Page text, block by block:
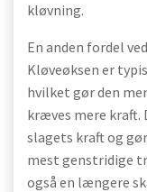
kløvning.
En anden fordel
Kløveøksen er
hvilket gør den
kræves mere
slagets kraft og
mest genstridige
også en længere